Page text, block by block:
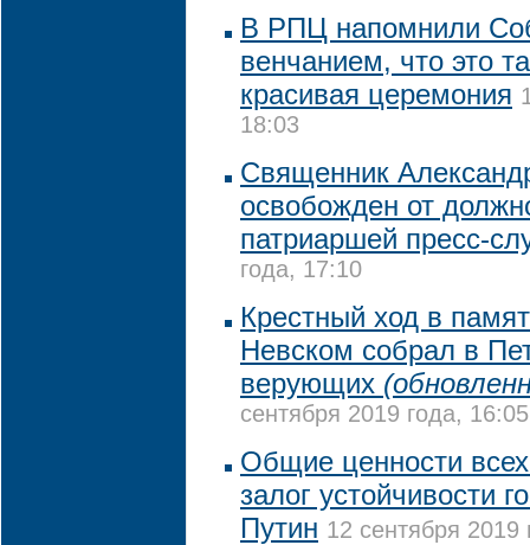
В РПЦ напомнили
венчанием, что это
красивая церемония
18:03
Священник
освобожден от
патриаршей пресс-
года, 17:10
Крестный ход в
Невском собрал в
верующих
сентября 2019 года, 16:05
Общие ценности
залог устойчивости
Путин 12 сентября 2019